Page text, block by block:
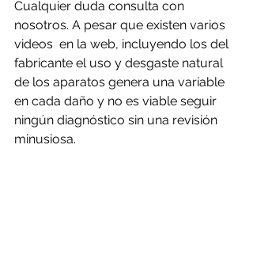
Cualquier duda consulta con
nosotros. A pesar que existen varios
videos  en la web, incluyendo los del
fabricante el uso y desgaste natural
de los aparatos genera una variable
en cada daño y no es viable seguir
ningún diagnóstico sin una revisión
minusiosa.